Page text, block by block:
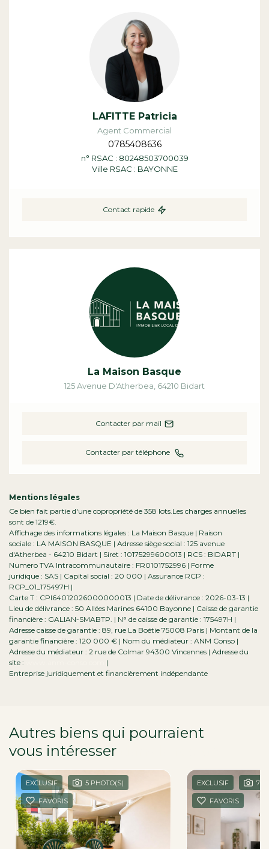
LAFITTE Patricia
Agent Commercial
0785408636
n° RSAC : 80248503700039
Ville RSAC : BAYONNE
Contact rapide
La Maison Basque
125 Avenue D'Atherbea 64210 Bidart
Contacter par mail
Contacter par téléphone
Mentions légales
Ce bien fait partie d'une copropriété de 358 lots.Les charges annuelles
sont de 1219€.
Affichage des informations légales : La Maison Basque | Raison
sociale : LA MAISON BASQUE | Adresse siège social : 125 avenue
d'Atherbea - 64210 Bidart | Siret : 10175299600013 | RCS : BIDART |
Numero TVA Intracommunautaire : FR0101752996 | Forme
juridique : SAS | Capital social : 20 000 | Assurance RCP :
RCP_01_175497H |
Carte T : CPI64012026000000013 | Date de délivrance : 2026-03-13 |
Lieu de délivrance : 50 Allées Marines 64100 Bayonne | Caisse de garantie
financière : GALIAN-SMABTP. | N° de caisse de garantie : 175497H |
Adresse caisse de garantie : 89, rue La Boétie 75008 Paris | Montant de la
garantie financière : 120 000 € | Nom du médiateur : ANM Conso |
Adresse du médiateur : 2 rue de Colmar 94300 Vincennes | Adresse du
site :
|
Entreprise juridiquement et financièrement indépendante
Autres biens qui pourraient
vous intéresser
EXCLUSIF 5 PHOTO(S)
FAVORIS
EXCLUSIF 7
FAVORIS